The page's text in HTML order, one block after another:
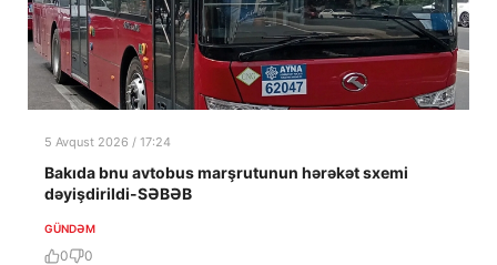
5 Avqust 2026 / 17:24
Bakıda bnu avtobus marşrutunun hərəkət sxemi
dəyişdirildi-SƏBƏB
GÜNDƏM
0 0